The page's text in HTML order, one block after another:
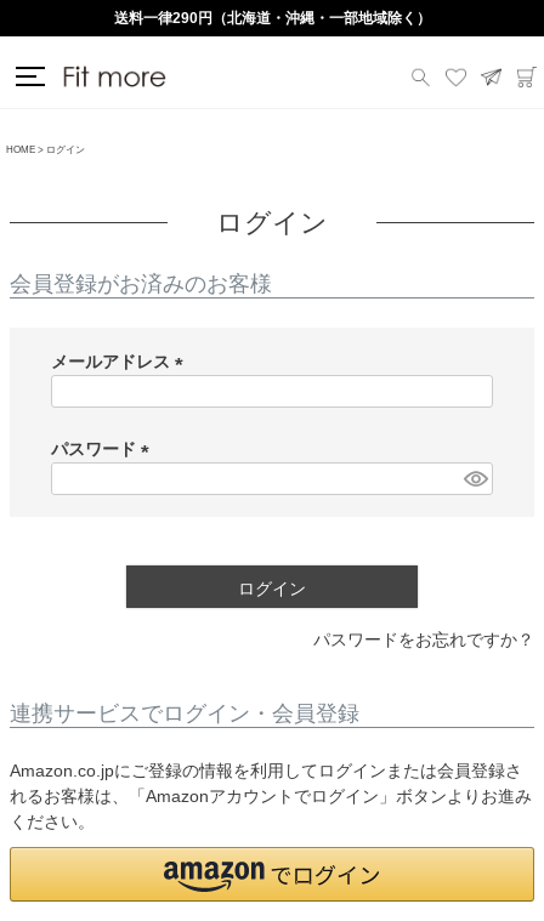
送料一律290円（北海道・沖縄・一部地域除く）
HOME ログイン
ログイン
会員登録がお済みのお客様
メールアドレス
)
パスワード
ログイン
パスワードをお忘れですか？
連携サービスでログイン・会員登録
Amazon.co.jpにご登録の情報を利用してログインまたは会員登録さ
れるお客様は、「Amazonアカウントでログイン」ボタンよりお進み
ください。